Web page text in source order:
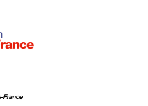
France